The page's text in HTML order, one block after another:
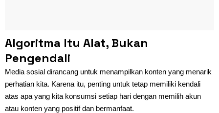
Algoritma Itu Alat, Bukan
Pengendali
Media sosial dirancang untuk menampilkan konten yang menarik
perhatian kita. Karena itu, penting untuk tetap memiliki kendali
atas apa yang kita konsumsi setiap hari dengan memilih akun
atau konten yang positif dan bermanfaat.